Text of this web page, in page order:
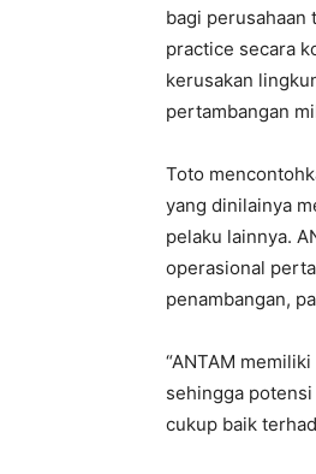
bagi perusahaan
practice secara
kerusakan
pertambangan
Toto
yang dinilainya
pelaku lainnya.
operasional
penambangan,
“ANTAM
sehingga
cukup baik